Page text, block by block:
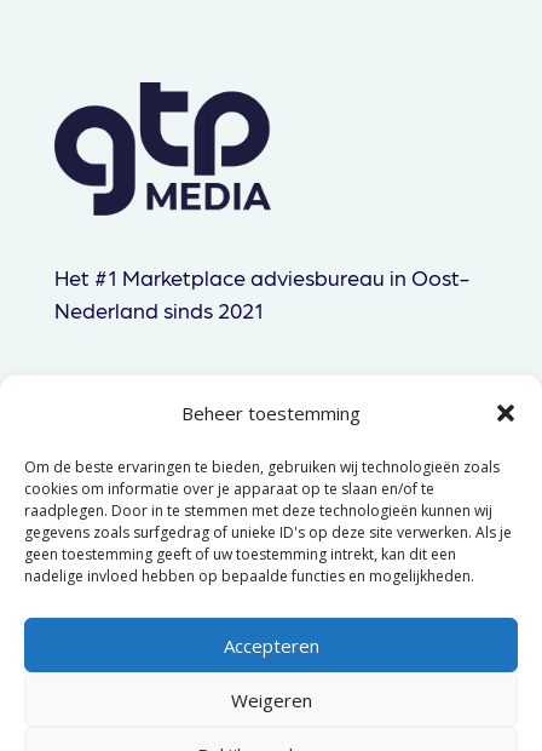
Beheer toestemming
Om de beste ervaringen te bieden, gebruiken wij technologieën zoals
cookies om informatie over je apparaat op te slaan en/of te
raadplegen. Door in te stemmen met deze technologieën kunnen wij
gegevens zoals surfgedrag of unieke ID's op deze site verwerken. Als je
geen toestemming geeft of uw toestemming intrekt, kan dit een
nadelige invloed hebben op bepaalde functies en mogelijkheden.
Accepteren
Weigeren
Het #1 Marketplace adviesbureau in Oost-
Nederland sinds 2021
hallo@gtpmedia.nl
Hengelo, NL